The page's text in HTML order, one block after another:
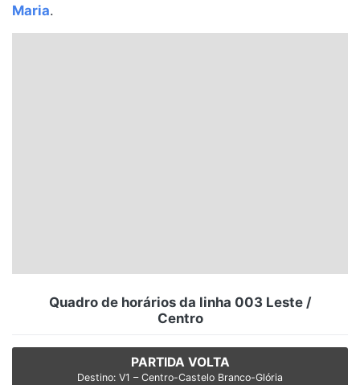
Santa Catarina
Maria.
Quadro de horários da linha 003 Leste /
Centro
PARTIDA VOLTA
Destino: V1 – Centro-Castelo Branco-Glória